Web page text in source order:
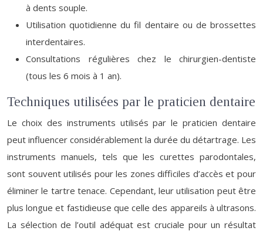
à dents souple.
Utilisation quotidienne du fil dentaire ou de brossettes
interdentaires.
Consultations régulières chez le chirurgien-dentiste
(tous les 6 mois à 1 an).
Techniques utilisées par le praticien dentaire
Le choix des instruments utilisés par le praticien dentaire
peut influencer considérablement la durée du détartrage. Les
instruments manuels, tels que les curettes parodontales,
sont souvent utilisés pour les zones difficiles d’accès et pour
éliminer le tartre tenace. Cependant, leur utilisation peut être
plus longue et fastidieuse que celle des appareils à ultrasons.
La sélection de l’outil adéquat est cruciale pour un résultat